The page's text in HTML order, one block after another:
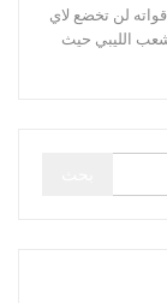
لن تخضع لاي
الليبي حيث